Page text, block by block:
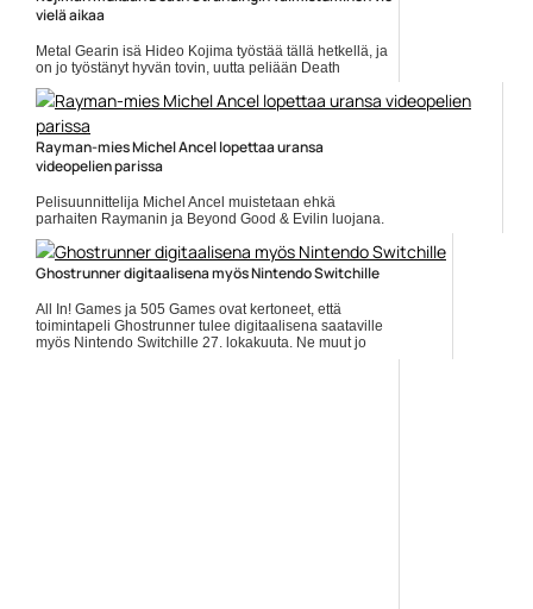
vielä aikaa
Metal Gearin isä Hideo Kojima työstää tällä hetkellä, ja
on jo työstänyt hyvän tovin, uutta peliään Death
Stranding. Huhujen mukaan julkaisu tapahtuisi piankin,
mutta... Lue koko artikkeli:
https://www.gamereactor.fi/uutiset/611583/Kojiman+mukaan+Dea...
Yleinen
Rayman-mies Michel Ancel lopettaa uransa
videopelien parissa
Pelisuunnittelija Michel Ancel muistetaan ehkä
parhaiten Raymanin ja Beyond Good & Evilin luojana.
Nyt hän on ilmoittanut lähtevänsä Ubisoftilta, ja
jättävänsä samalla... ]]> Lue koko artikkeli:
https://www.gamereactor.fi/uutiset/785613/Raym...
Ghostrunner digitaalisena myös Nintendo Switchille
All In! Games ja 505 Games ovat kertoneet, että
toimintapeli Ghostrunner tulee digitaalisena saataville
myös Nintendo Switchille 27. lokakuuta. Ne muut jo